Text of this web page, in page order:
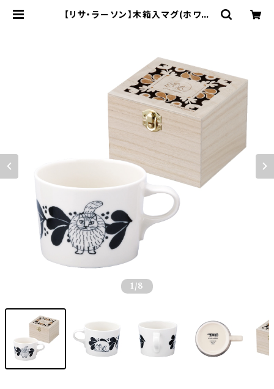
【リサ・ラーソン】木箱入マグ(ホワイ
1 /8